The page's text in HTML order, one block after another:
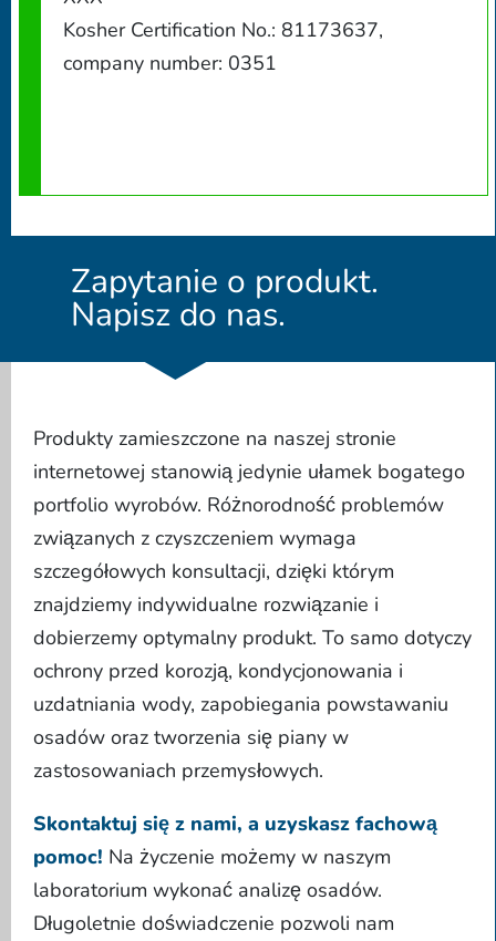
Kosher Certification No.: 81173637,
company number: 0351
Zapytanie o produkt.
Napisz do nas.
Produkty zamieszczone na naszej stronie
internetowej stanowią jedynie ułamek bogatego
portfolio wyrobów. Różnorodność problemów
związanych z czyszczeniem wymaga
szczegółowych konsultacji, dzięki którym
znajdziemy indywidualne rozwiązanie i
dobierzemy optymalny produkt. To samo dotyczy
ochrony przed korozją, kondycjonowania i
uzdatniania wody, zapobiegania powstawaniu
osadów oraz tworzenia się piany w
zastosowaniach przemysłowych.
Skontaktuj się z nami, a uzyskasz fachową
pomoc! Na życzenie możemy w naszym
laboratorium wykonać analizę osadów.
Długoletnie doświadczenie pozwoli nam